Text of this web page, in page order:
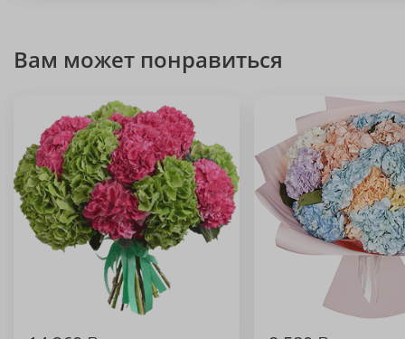
Вам может понравиться